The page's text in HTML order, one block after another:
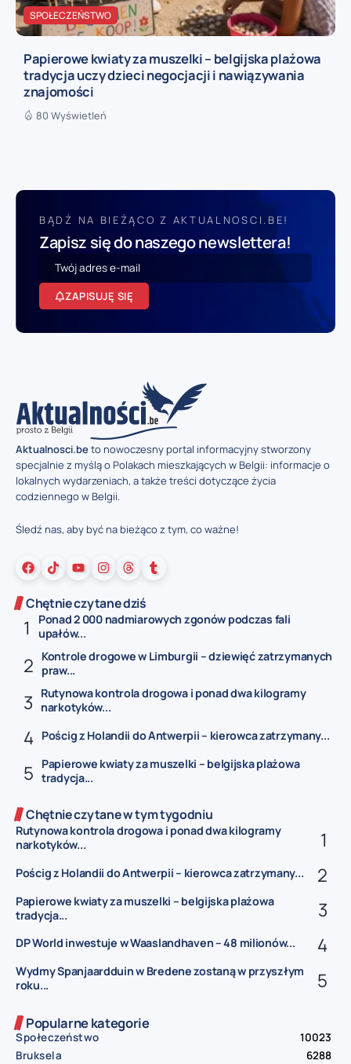
SPOŁECZEŃSTWO
Papierowe kwiaty za muszelki – belgijska plażowa
tradycja uczy dzieci negocjacji i nawiązywania
znajomości
80 Wyświetleń
BĄDŹ NA BIEŻĄCO Z AKTUALNOSCI.BE!
Zapisz się do naszego newslettera!
ZAPISUJĘ SIĘ
Aktualnosci.beto nowoczesny portal informacyjny stworzony
specjalnie z myślą o Polakach mieszkających w Belgii: informacje o
lokalnych wydarzeniach, a także treści dotyczące życia
codziennego w Belgii.
Śledź nas, aby być na bieżąco z tym, co ważne!
Chętnie czytane dziś
Ponad 2 000 nadmiarowych zgonów podczas fali
upałów...
Kontrole drogowe w Limburgii – dziewięć zatrzymanych
praw...
Rutynowa kontrola drogowa i ponad dwa kilogramy
narkotyków...
Pościg z Holandii do Antwerpii – kierowca zatrzymany...
Papierowe kwiaty za muszelki – belgijska plażowa
tradycja...
Chętnie czytane w tym tygodniu
Rutynowa kontrola drogowa i ponad dwa kilogramy
narkotyków...
Pościg z Holandii do Antwerpii – kierowca zatrzymany...
Papierowe kwiaty za muszelki – belgijska plażowa
tradycja...
DP World inwestuje w Waaslandhaven – 48 milionów...
Wydmy Spanjaardduin w Bredene zostaną w przyszłym
roku...
Popularne kategorie
Społeczeństwo
10023
Bruksela
6288